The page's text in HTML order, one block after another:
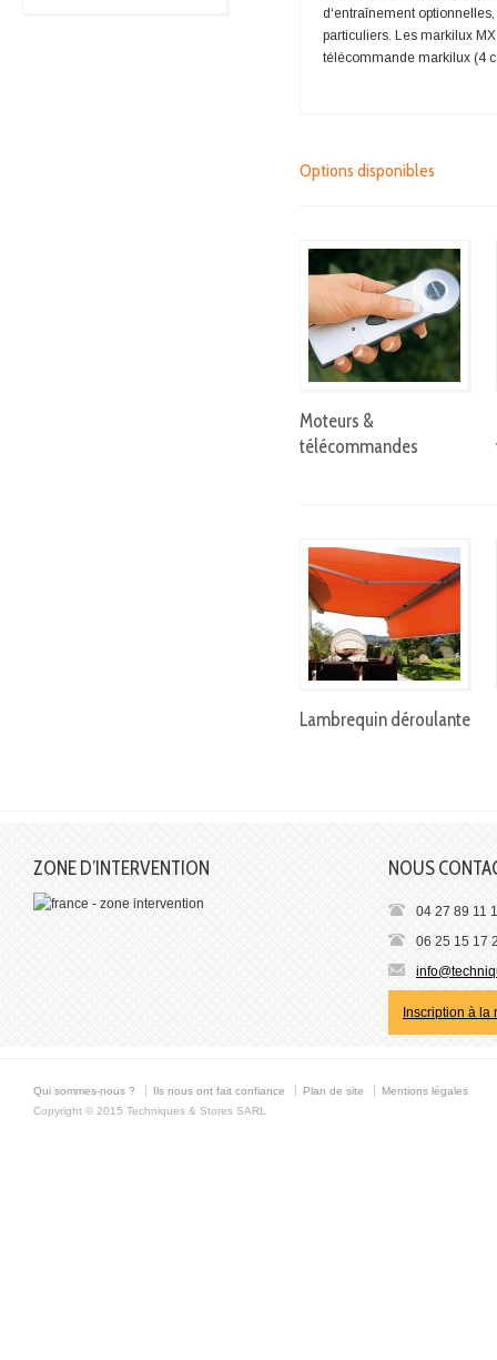
d‘entraînement
particuliers. Les markilux
télécommande markilux (4
Options disponibles
Moteurs &
télécommandes
Lambrequin déroulante
ZONE D’INTERVENTION NOUS
04 27 89 11
06 25 15 17
Inscription à la
Qui sommes-nous ? Ils nous ont fait confiance Plan de site
Mentions légales
Copyright © 2015 Techniques & Stores SARL